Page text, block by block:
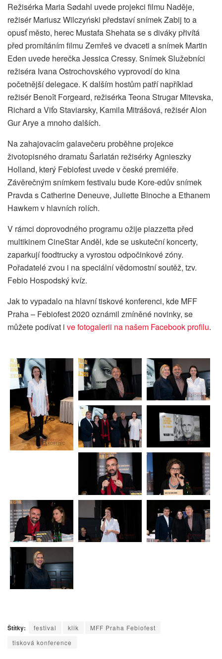
Režisérka Maria Sødahl uvede projekci filmu Naděje,
režisér Mariusz Wilczyński představí snímek Zabij to a
opusť město, herec Mustafa Shehata se s diváky přivítá
před promítáním filmu Zemřeš ve dvaceti a snímek Martin
Eden uvede herečka Jessica Cressy. Snímek Služebníci
režiséra Ivana Ostrochovského vyprovodí do kina
početnější delegace. K dalším hostům patří například
režisér Benoît Forgeard, režisérka Teona Strugar Mitevska,
Richard a Viťo Staviarsky, Kamila Mitrášová, režisér Alon
Gur Arye a mnoho dalších.
Na zahajovacím galavečeru proběhne projekce
životopisného dramatu Šarlatán režisérky Agnieszky
Holland, který Febiofest uvede v české premiéře.
Závěrečným snímkem festivalu bude Kore-edův snímek
Pravda s Catherine Deneuve, Juliette Binoche a Ethanem
Hawkem v hlavních rolích.
V rámci doprovodného programu ožije piazzetta před
multikinem CineStar Anděl, kde se uskuteční koncerty,
zaparkují foodtrucky a vyrostou odpočinkové zóny.
Pořadatelé zvou i na speciální vědomostní soutěž, tzv.
Febio Hospodský kvíz.
Jak to vypadalo na hlavní tiskové konferenci, kde MFF
Praha – Febiofest 2020 oznámil zmíněné novinky, se
můžete podívat i ve fotogalerii na našem Facebook profilu.
Štítky: festival klik
MFF Praha Febiofest
tisková konference